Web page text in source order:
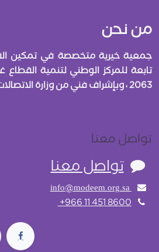
من نحن
جمعية خيرية متخصصة في تمكين
تابعة للمركز الوطني لتنمية
2063 ، وبإشراف فني من وزارة الاتصالات وتقنية المعلومات .
تواصل معنا
تواصل معنا
info@modeem.org.sa
+966 11 451 8600